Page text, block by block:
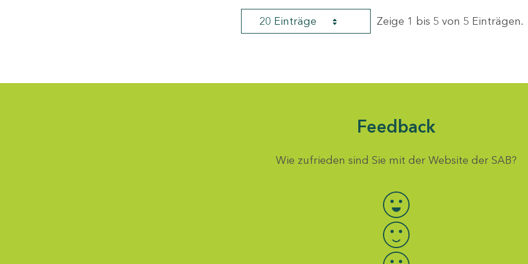
20 Einträge Zeige 1 bis 5 von 5 Einträgen.
Feedback
Wie zufrieden sind Sie mit der Website der SAB?
Bewertung auswählen